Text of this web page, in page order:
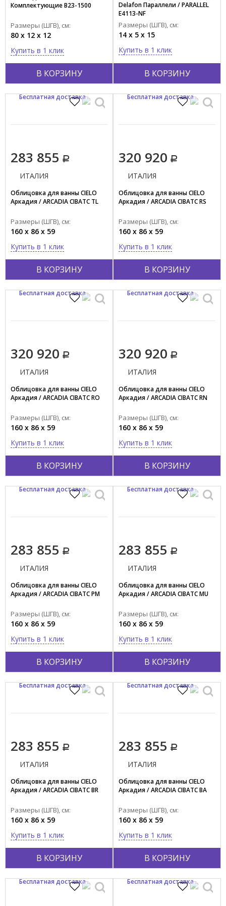
Чугун
Страна производства
ИТАЛИЯ
ФРАНЦИЯ
В КОРЗИНУ
Комплектующие B23-1500
Размеры (ШГВ), см:
80 x 12 x 12
Купить в 1 клик
В КОРЗИНУ
Delafon Параллели / PARALLEL
E4113-NF
Размеры (ШГВ), см:
14 x 5 x 15
Купить в 1 клик
283 855
В КОРЗИНУ
ИТАЛИЯ
Облицовка для ванны CIELO
Аркадия / ARCADIA CIBATC TL
Размеры (ШГВ), см:
160 x 86 x 59
Купить в 1 клик
Бесплатная доставка
320 920
В КОРЗИНУ
ИТАЛИЯ
Облицовка для ванны CIELO
Аркадия / ARCADIA CIBATC RS
Размеры (ШГВ), см:
160 x 86 x 59
Купить в 1 клик
Бесплатная доставка
320 920
В КОРЗИНУ
ИТАЛИЯ
Облицовка для ванны CIELO
Аркадия / ARCADIA CIBATC RO
Размеры (ШГВ), см:
160 x 86 x 59
Купить в 1 клик
Бесплатная доставка
320 920
В КОРЗИНУ
ИТАЛИЯ
Облицовка для ванны CIELO
Аркадия / ARCADIA CIBATC RN
Размеры (ШГВ), см:
160 x 86 x 59
Купить в 1 клик
Бесплатная доставка
283 855
В КОРЗИНУ
ИТАЛИЯ
Облицовка для ванны CIELO
Аркадия / ARCADIA CIBATC PM
Размеры (ШГВ), см:
160 x 86 x 59
Купить в 1 клик
Бесплатная доставка
283 855
В КОРЗИНУ
ИТАЛИЯ
Облицовка для ванны CIELO
Аркадия / ARCADIA CIBATC MU
Размеры (ШГВ), см:
160 x 86 x 59
Купить в 1 клик
Бесплатная доставка
283 855
В КОРЗИНУ
ИТАЛИЯ
Облицовка для ванны CIELO
Аркадия / ARCADIA CIBATC BR
Размеры (ШГВ), см:
160 x 86 x 59
Купить в 1 клик
Бесплатная доставка
283 855
В КОРЗИНУ
ИТАЛИЯ
Облицовка для ванны CIELO
Аркадия / ARCADIA CIBATC BA
Размеры (ШГВ), см:
160 x 86 x 59
Купить в 1 клик
Бесплатная доставка
Бесплатная доставка Бесплатная доставка